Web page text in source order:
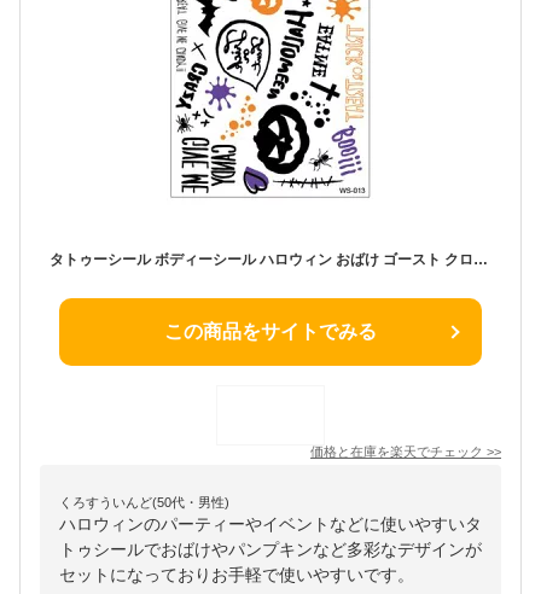
タトゥーシール ボディーシール ハロウィン おばけ ゴースト クロス パンプキン コウモリ カラー 激安 安い プチプラ LUPIS ルピス
この商品をサイトでみる
価格と在庫を楽天でチェック >>
くろすういんど(50代・男性)
ハロウィンのパーティーやイベントなどに使いやすいタ
トゥシールでおばけやパンプキンなど多彩なデザインが
セットになっておりお手軽で使いやすいです。